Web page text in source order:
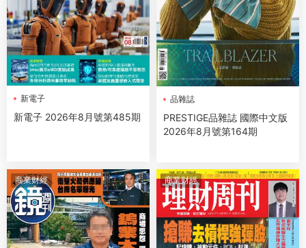
新電子
新電子 2026年8月號第485期
品雜誌
PRESTIGE品雜誌 國際中文版
2026年8月號第164期
商業财經 商業财經